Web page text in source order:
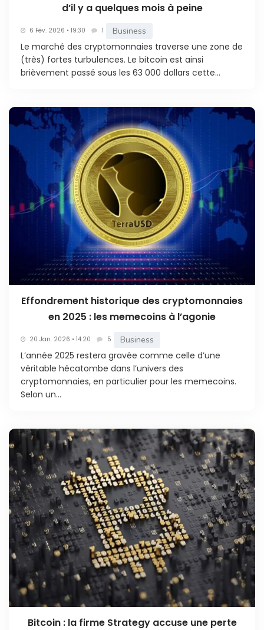
d’il y a quelques mois à peine
6 Fév. 2026 • 19:30 1 Business
Le marché des cryptomonnaies traverse une zone de
(très) fortes turbulences. Le bitcoin est ainsi
brièvement passé sous les 63 000 dollars cette...
Effondrement historique des cryptomonnaies
en 2025 : les memecoins à l’agonie
20 Jan. 2026 • 14:20 5 Business
L’année 2025 restera gravée comme celle d’une
véritable hécatombe dans l’univers des
cryptomonnaies, en particulier pour les memecoins.
Selon un...
Bitcoin : la firme Strategy accuse une perte